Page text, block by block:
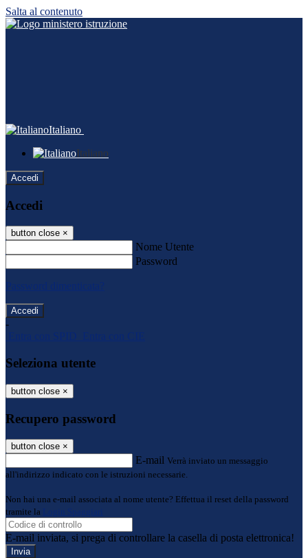
Salta al contenuto
Italiano
Italiano
Accedi
Accedi
button close ×
Nome Utente
Password
Password dimenticata?
-
Entra con SPID
Entra con CIE
Seleziona utente
button close ×
Recupero password
button close ×
E-mail Verrà inviato un messaggio
all'indirizzo indicato con le istruzioni necessarie.
Non hai una e-mail associata al nome utente? Effettua il reset della password
tramite la
Login Spaggiari
E-mail inviata, si prega di controllare la casella di posta elettronica!